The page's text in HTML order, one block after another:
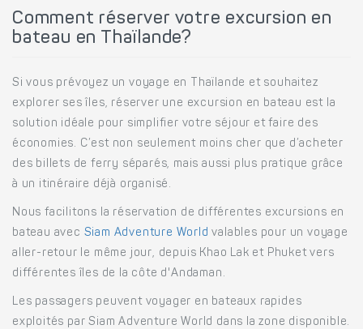
Comment réserver votre excursion en
bateau en Thaïlande?
Si vous prévoyez un voyage en Thaïlande et souhaitez
explorer ses îles, réserver une excursion en bateau est la
solution idéale pour simplifier votre séjour et faire des
économies. C’est non seulement moins cher que d’acheter
des billets de ferry séparés, mais aussi plus pratique grâce
à un itinéraire déjà organisé.
Nous facilitons la réservation de différentes excursions en
bateau avec Siam Adventure World valables pour un voyage
aller-retour le même jour, depuis Khao Lak et Phuket vers
différentes îles de la côte d'Andaman.
Les passagers peuvent voyager en bateaux rapides
exploités par Siam Adventure World dans la zone disponible.